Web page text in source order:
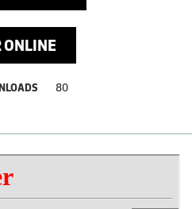
ONLINE
80